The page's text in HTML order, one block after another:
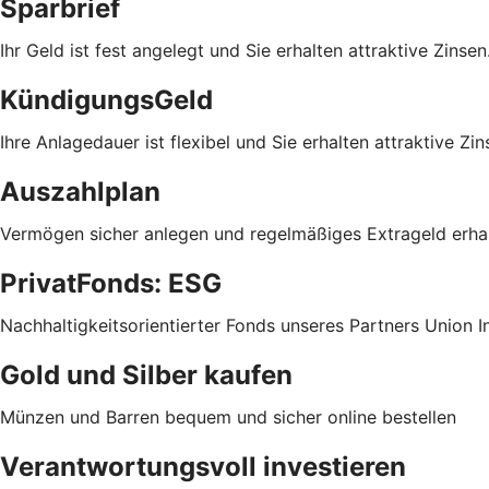
Sparbrief
Ihr Geld ist fest angelegt und Sie erhalten attraktive Zinsen.
KündigungsGeld
Ihre Anlagedauer ist flexibel und Sie erhalten attraktive
Auszahlplan
Vermögen sicher anlegen und regelmäßiges Extrageld
PrivatFonds: ESG
Nachhaltigkeitsorientierter Fonds unseres Partners Union
Gold und Silber kaufen
Münzen und Barren bequem und sicher online bestellen
Verantwortungsvoll investieren